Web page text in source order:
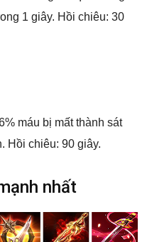
1 giây. Hồi chiêu: 30
máu bị mất thành sát
Hồi chiêu: 90 giây.
nhất